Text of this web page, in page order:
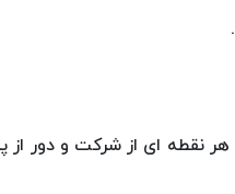
نقطه ای از شرکت و دور از